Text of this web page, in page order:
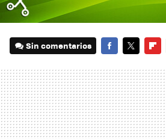
Sin comentarios